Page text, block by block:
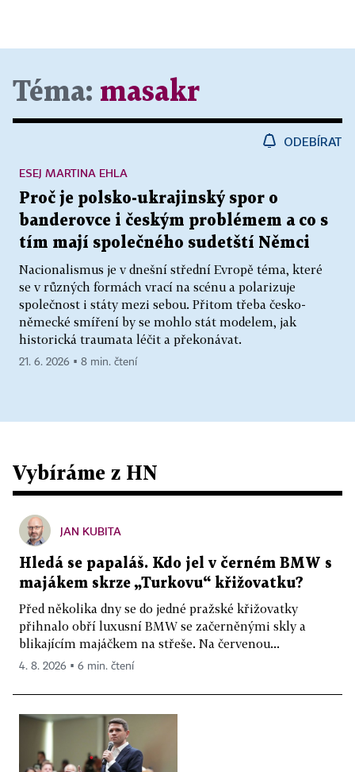
Téma: masakr
ODEBÍRAT
Proč je polsko-ukrajinský spor o
banderovce i českým problémem a co s
tím mají společného sudetští Němci
Nacionalismus je v dnešní střední Evropě téma, které
se v různých formách vrací na scénu a polarizuje
společnost i státy mezi sebou. Přitom třeba česko-
německé smíření by se mohlo stát modelem, jak
historická traumata léčit a překonávat.
ESEJ MARTINA EHLA
21. 6. 2026 ▪ 8 min. čtení
Vybíráme z HN
JAN KUBITA
Hledá se papaláš. Kdo jel v černém BMW s
majákem skrze „Turkovu“ křižovatku?
Před několika dny se do jedné pražské křižovatky
přihnalo obří luxusní BMW se začerněnými skly a
blikajícím majáčkem na střeše. Na červenou...
4. 8. 2026 ▪ 6 min. čtení